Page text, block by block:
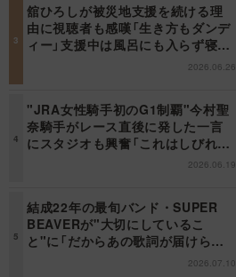
舘ひろしが被災地支援を続ける理
由に視聴者も感嘆「生き方もダンデ
ィー」支援中は風呂にも入らず寝袋
で寝泊まり【日曜日の初耳学】2026.06.26
"JRA女性騎手初のG1制覇"今村聖
奈騎手がレース直後に発した一言
にスタジオも興奮「これはしびれ
2026.06.19
結成22年の最旬バンド・SUPER
BEAVERが"大切にしているこ
と"に「だからあの歌詞が届けられ
るんだ」共感の声＜日曜日の初耳学
2026.07.10